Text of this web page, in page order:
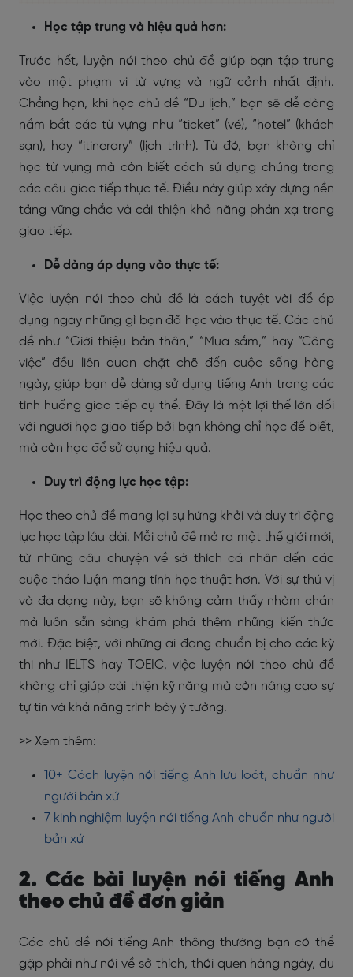
Học tập trung và hiệu quả hơn:
Trước hết, luyện nói theo chủ đề giúp bạn tập trung
vào một phạm vi từ vựng và ngữ cảnh nhất định.
Chẳng hạn, khi học chủ đề “Du lịch,” bạn sẽ dễ dàng
nắm bắt các từ vựng như “ticket” (vé), “hotel” (khách
sạn), hay “itinerary” (lịch trình). Từ đó, bạn không chỉ
học từ vựng mà còn biết cách sử dụng chúng trong
các câu giao tiếp thực tế. Điều này giúp xây dựng nền
tảng vững chắc và cải thiện khả năng phản xạ trong
giao tiếp.
Dễ dàng áp dụng vào thực tế:
Việc luyện nói theo chủ đề là cách tuyệt vời để áp
dụng ngay những gì bạn đã học vào thực tế. Các chủ
đề như “Giới thiệu bản thân,” “Mua sắm,” hay “Công
việc” đều liên quan chặt chẽ đến cuộc sống hàng
ngày, giúp bạn dễ dàng sử dụng tiếng Anh trong các
tình huống giao tiếp cụ thể. Đây là một lợi thế lớn đối
với người học giao tiếp bởi bạn không chỉ học để biết,
mà còn học để sử dụng hiệu quả.
Duy trì động lực học tập:
Học theo chủ đề mang lại sự hứng khởi và duy trì động
lực học tập lâu dài. Mỗi chủ đề mở ra một thế giới mới,
từ những câu chuyện về sở thích cá nhân đến các
cuộc thảo luận mang tính học thuật hơn. Với sự thú vị
và đa dạng này, bạn sẽ không cảm thấy nhàm chán
mà luôn sẵn sàng khám phá thêm những kiến thức
mới. Đặc biệt, với những ai đang chuẩn bị cho các kỳ
thi như IELTS hay TOEIC, việc luyện nói theo chủ đề
không chỉ giúp cải thiện kỹ năng mà còn nâng cao sự
tự tin và khả năng trình bày ý tưởng.
>> Xem thêm:
10+ Cách luyện nói tiếng Anh lưu loát, chuẩn như
người bản xứ
7 kinh nghiệm luyện nói tiếng Anh chuẩn như người
bản xứ
2. Các bài luyện nói tiếng Anh
theo chủ đề đơn giản
Các chủ đề nói tiếng Anh thông thường bạn có thể
gặp phải như nói về sở thích, thói quen hàng ngày, du